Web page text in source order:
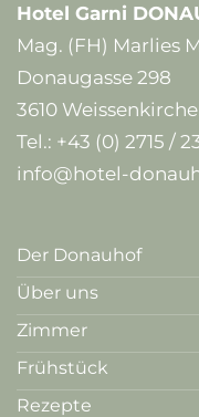
Hotel Garni
Mag. (FH) Marlies
Donaugasse 298
3610
Tel.: +43 (0) 2715 /
info@hotel-
Der Donauhof
Über uns
Zimmer
Frühstück
Rezepte